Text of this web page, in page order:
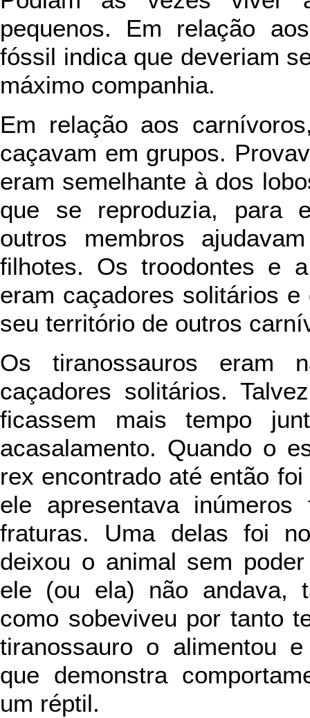
pequenos. Em relação
fóssil indica que deveriam
máximo companhia.
Em relação aos
caçavam em grupos.
eram semelhante à dos
que se reproduzia, para
outros membros
filhotes. Os troodontes e
eram caçadores solitários
seu território de outros
Os tiranossauros eram
caçadores solitários.
ficassem mais tempo
acasalamento. Quando o
rex encontrado até então
ele apresentava
fraturas. Uma delas foi
deixou o animal sem
ele (ou ela) não andava,
como sobeviveu por tanto
tiranossauro o alimentou
que demonstra
um réptil.